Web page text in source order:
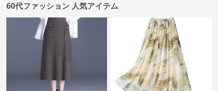
60代ファッション 人気アイテム